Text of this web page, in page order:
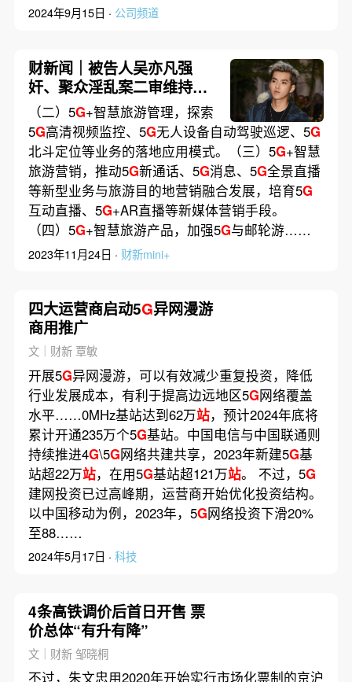
2024年9月15日 · 公司频道
财新闻｜被告人吴亦凡强
奸、聚众淫乱案二审维持原
判
（二）5G+智慧旅游管理，探索
5G高清视频监控、5G无人设备自动驾驶巡逻、5G
北斗定位等业务的落地应用模式。（三）5G+智慧
旅游营销，推动5G新通话、5G消息、5G全景直播
等新型业务与旅游目的地营销融合发展，培育5G
互动直播、5G+AR直播等新媒体营销手段。
（四）5G+智慧旅游产品，加强5G与邮轮游……
2023年11月24日 · 财新mini+
四大运营商启动5G异网漫游
商用推广
文｜财新 覃敏
开展5G异网漫游，可以有效减少重复投资，降低
行业发展成本，有利于提高边远地区5G网络覆盖
水平……0MHz基站达到62万站，预计2024年底将
累计开通235万个5G基站。中国电信与中国联通则
持续推进4G\5G网络共建共享，2023年新建5G基
站超22万站，在用5G基站超121万站。 不过，5G
建网投资已过高峰期，运营商开始优化投资结构。
以中国移动为例，2023年，5G网络投资下滑20%
至88……
2024年5月17日 · 科技
4条高铁调价后首日开售 票
价总体“有升有降”
文｜财新 邹晓桐
不过，朱文忠用2020年开始实行市场化票制的京沪